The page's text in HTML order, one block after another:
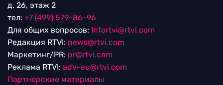
д. 26, этаж 2
тел: +7 (499) 579-86-96
Для общих вопросов: Infortvi@rtvi.com
Редакция RTVI: news@rtvi.com
Маркетинг/PR: pr@rtvi.com
Реклама RTVI: adv-eu@rtvi.com
Партнерские материалы